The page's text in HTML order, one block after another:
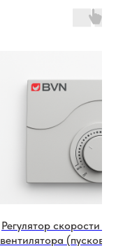
Регулятор скорости
вентилятора